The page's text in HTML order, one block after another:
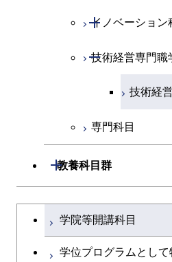
物質・
地球生
人間医
物質・
人間医
物質・
エネル
エネル
エンジ
原子核
社会・
イノベーション
開閉
イノベ
人間医
技術経営専門職
開閉
技術経
専門科目
教養科目群
開閉
文系教養科目
英語科目
大学院課程を切り替える
学院等開講科目
学位プログラムとし